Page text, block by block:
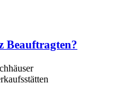
Beauftragten?